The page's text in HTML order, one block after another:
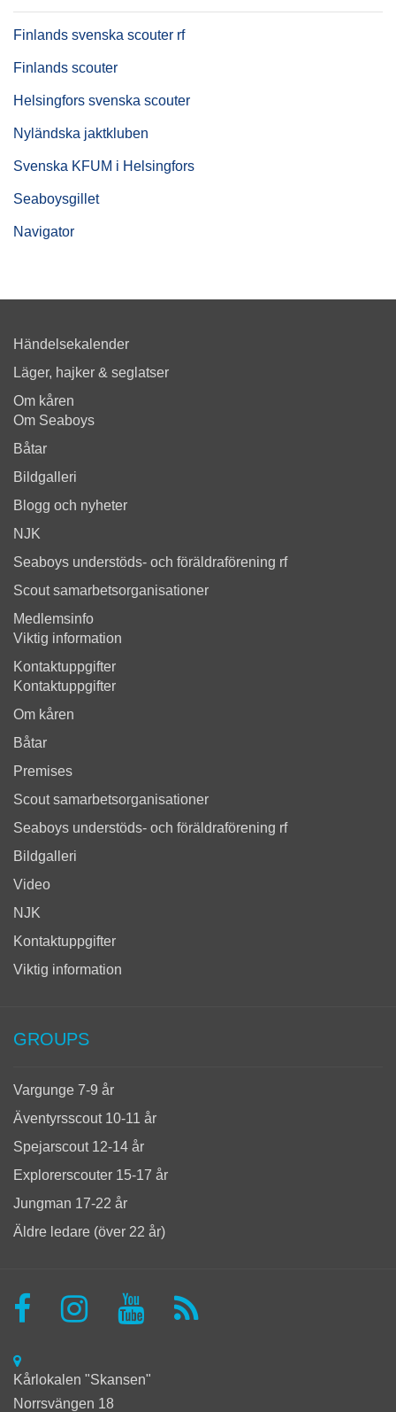
Finlands svenska scouter rf
Finlands scouter
Helsingfors svenska scouter
Nyländska jaktkluben
Svenska KFUM i Helsingfors
Seaboysgillet
Navigator
Händelsekalender
Läger, hajker & seglatser
Om kåren
Om Seaboys
Båtar
Bildgalleri
Blogg och nyheter
NJK
Seaboys understöds- och föräldraförening rf
Scout samarbetsorganisationer
Medlemsinfo
Viktig information
Kontaktuppgifter
Kontaktuppgifter
Om kåren
Båtar
Premises
Scout samarbetsorganisationer
Seaboys understöds- och föräldraförening rf
Bildgalleri
Video
NJK
Kontaktuppgifter
Viktig information
GROUPS
Vargunge 7-9 år
Äventyrsscout 10-11 år
Spejarscout 12-14 år
Explorerscouter 15-17 år
Jungman 17-22 år
Äldre ledare (över 22 år)
Kårlokalen "Skansen"
Norrsvängen 18